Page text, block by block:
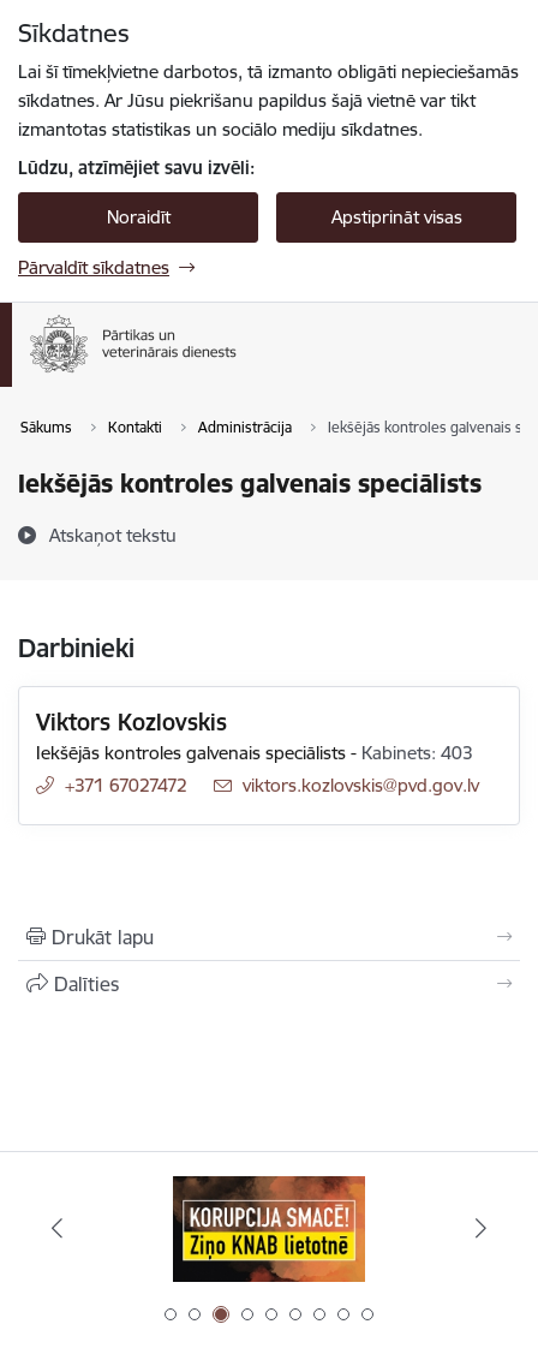
Sīkdatnes
Lai šī tīmekļvietne darbotos, tā izmanto obligāti nepieciešamās
sīkdatnes. Ar Jūsu piekrišanu papildus šajā vietnē var tikt
izmantotas statistikas un sociālo mediju sīkdatnes.
Lūdzu, atzīmējiet savu izvēli:
Noraidīt Apstiprināt visas
Pārvaldīt sīkdatnes
Sākums Kontakti Administrācija Iekšējās kontroles galvenais
Iekšējās kontroles galvenais speciālists
Atskaņot tekstu
Darbinieki
Viktors Kozlovskis
Iekšējās kontroles galvenais speciālists - Kabinets: 403
+371 67027472
E-pasts:
viktors.kozlovskis@pvd.gov.lv
Drukāt lapu
Dalīties